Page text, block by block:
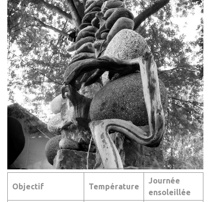
Objectif Température
Journée
ensoleillée